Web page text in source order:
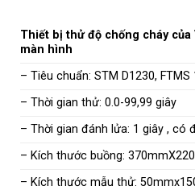
Thiết bị thử độ chống cháy
màn hình
– Tiêu chuẩn: STM D1230, FTMS
– Thời gian thử: 0.0-99,99 giây
– Thời gian đánh lửa: 1 giây , có
– Kích thước buồng:
– Kích thước mẫu thử: